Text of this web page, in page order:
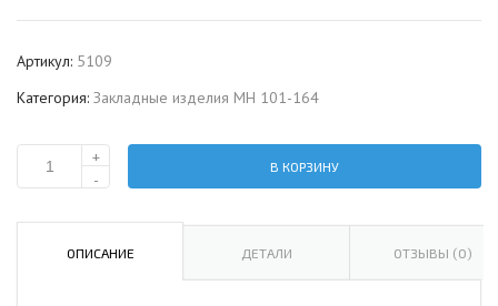
Артикул: 5109
Категория: Закладные изделия МН 101-164
Количество
закладное
+
-
В КОРЗИНУ
ОПИСАНИЕ ДЕТАЛИ ОТЗЫВЫ (0)